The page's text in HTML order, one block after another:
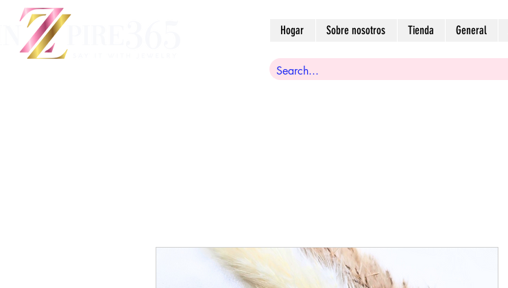
Hogar Sobre nosotros Tienda General